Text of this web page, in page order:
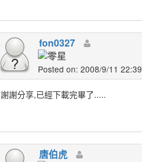
fon0327
Posted on: 2008/9/11 22:39
謝謝分享,已經下載完畢了.....
唐伯虎